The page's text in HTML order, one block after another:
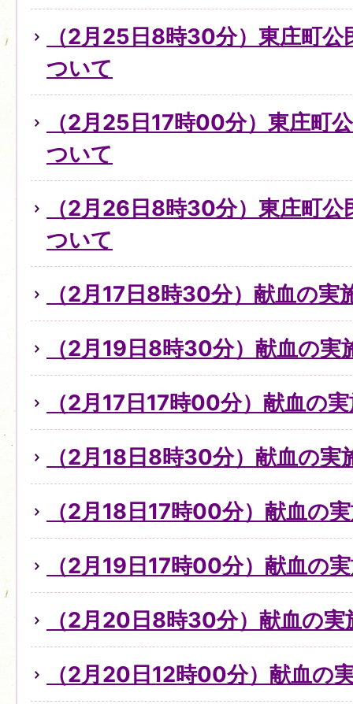
（2月25日8時30分）東庄町
ついて
（2月25日17時00分）東庄町
ついて
（2月26日8時30分）東庄町
ついて
（2月17日8時30分）献血の実
（2月19日8時30分）献血の実
（2月17日17時00分）献血の
（2月18日8時30分）献血の実
（2月18日17時00分）献血の
（2月19日17時00分）献血の
（2月20日8時30分）献血の
（2月20日12時00分）献血の